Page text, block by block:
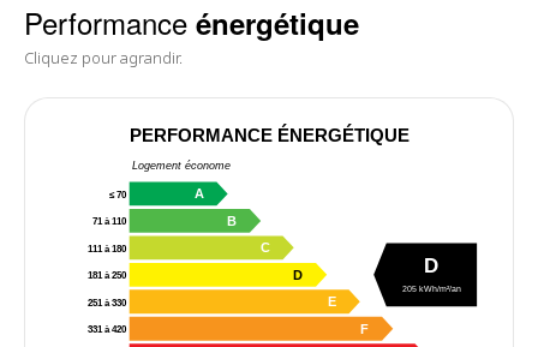
Performance énergétique
Cliquez pour agrandir.
PERFORMANCE ÉNERGÉTIQUE
Logement économe
≤ 70 A
71 à 110 B
111 à 180 C
181 à 250 D
251 à 330 E
331 à 420 F
D
205 kWh/m²/an